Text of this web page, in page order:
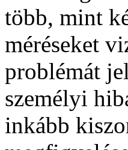
több, mint
méréseket
problémát
személyi
inkább